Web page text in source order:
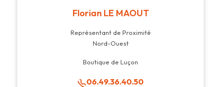
Florian LE MAOUT
Représentant de Proximité
Nord-Ouest
Boutique de Luçon
06.49.36.40.50